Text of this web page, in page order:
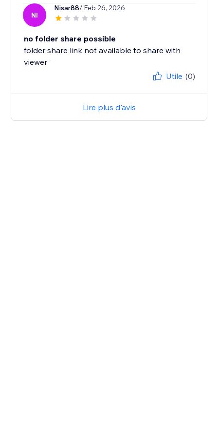
NI
Nisar88/ Feb 26, 2026
no folder share possible
folder share link not available to share with
viewer
Utile (0)
Lire plus d'avis